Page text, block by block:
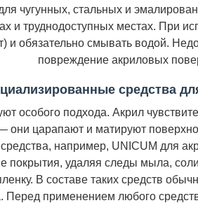
чугунных, стальных и
и труднодоступных местах. При
и обязательно смывать водой.
повреждение акриловых
средства
особого подхода. Акрил
они царапают и матируют
например, UNICUM для
удаляя следы мыла, соли
В составе таких средств
Перед применением любого